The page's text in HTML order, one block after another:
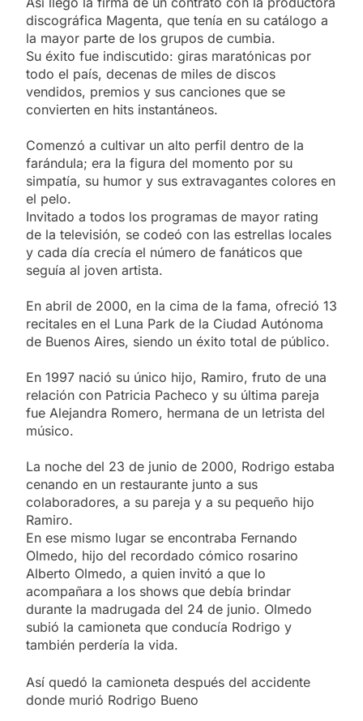
discográfica Magenta, que tenía en su catálogo a
la mayor parte de los grupos de cumbia.
Su éxito fue indiscutido: giras maratónicas por
todo el país, decenas de miles de discos
vendidos, premios y sus canciones que se
convierten en hits instantáneos.
Comenzó a cultivar un alto perfil dentro de la
farándula; era la figura del momento por su
simpatía, su humor y sus extravagantes colores en
el pelo.
Invitado a todos los programas de mayor rating
de la televisión, se codeó con las estrellas locales
y cada día crecía el número de fanáticos que
seguía al joven artista.
En abril de 2000, en la cima de la fama, ofreció 13
recitales en el Luna Park de la Ciudad Autónoma
de Buenos Aires, siendo un éxito total de público.
En 1997 nació su único hijo, Ramiro, fruto de una
relación con Patricia Pacheco y su última pareja
fue Alejandra Romero, hermana de un letrista del
músico.
La noche del 23 de junio de 2000, Rodrigo estaba
cenando en un restaurante junto a sus
colaboradores, a su pareja y a su pequeño hijo
Ramiro.
En ese mismo lugar se encontraba Fernando
Olmedo, hijo del recordado cómico rosarino
Alberto Olmedo, a quien invitó a que lo
acompañara a los shows que debía brindar
durante la madrugada del 24 de junio. Olmedo
subió la camioneta que conducía Rodrigo y
también perdería la vida.
Así quedó la camioneta después del accidente
donde murió Rodrigo Bueno